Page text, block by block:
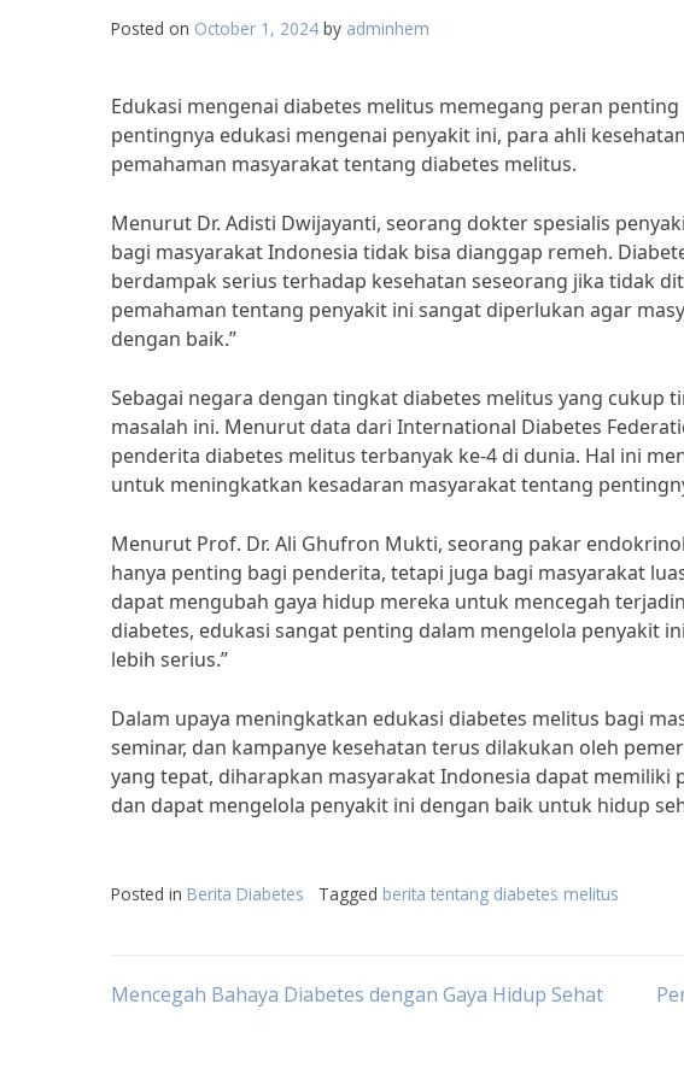
Posted on October 1, 2024 by adminhem
Edukasi mengenai diabetes melitus memegang peran
pentingnya edukasi mengenai penyakit ini, para ahli
pemahaman masyarakat tentang diabetes melitus.
Menurut Dr. Adisti Dwijayanti, seorang dokter spesialis
bagi masyarakat Indonesia tidak bisa dianggap remeh.
berdampak serius terhadap kesehatan seseorang jika tidak
pemahaman tentang penyakit ini sangat diperlukan agar
dengan baik.”
Sebagai negara dengan tingkat diabetes melitus yang cukup
masalah ini. Menurut data dari International Diabetes
penderita diabetes melitus terbanyak ke-4 di dunia. Hal ini
untuk meningkatkan kesadaran masyarakat tentang
Menurut Prof. Dr. Ali Ghufron Mukti, seorang pakar
hanya penting bagi penderita, tetapi juga bagi masyarakat
dapat mengubah gaya hidup mereka untuk mencegah
diabetes, edukasi sangat penting dalam mengelola penyakit
lebih serius.”
Dalam upaya meningkatkan edukasi diabetes melitus bagi
seminar, dan kampanye kesehatan terus dilakukan oleh
yang tepat, diharapkan masyarakat Indonesia dapat
dan dapat mengelola penyakit ini dengan baik untuk hidup
Posted in Berita Diabetes Tagged berita tentang diabetes melitus
Post
Mencegah Bahaya Diabetes dengan Gaya Hidup Sehat